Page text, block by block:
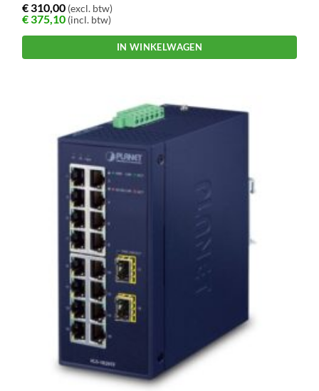
€310,00 (excl. btw)
€375,10 (incl. btw)
IN WINKELWAGEN